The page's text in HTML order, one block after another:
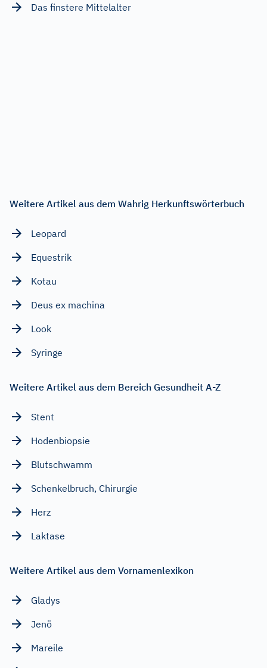
Das finstere Mittelalter
Weitere Artikel aus dem Wahrig Herkunftswörterbuch
Leopard
Equestrik
Kotau
Deus ex machina
Look
Syringe
Weitere Artikel aus dem Bereich Gesundheit A-Z
Stent
Hodenbiopsie
Blutschwamm
Schenkelbruch, Chirurgie
Herz
Laktase
Weitere Artikel aus dem Vornamenlexikon
Gladys
Jenö
Mareile